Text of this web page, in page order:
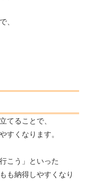
、
てることで、
すくなります。
こう」といった
も納得しやすくなり